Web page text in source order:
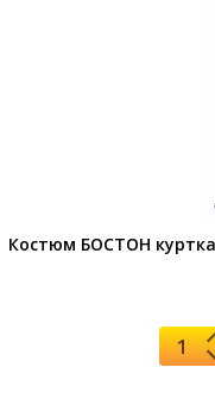
Костюм БОСТОН